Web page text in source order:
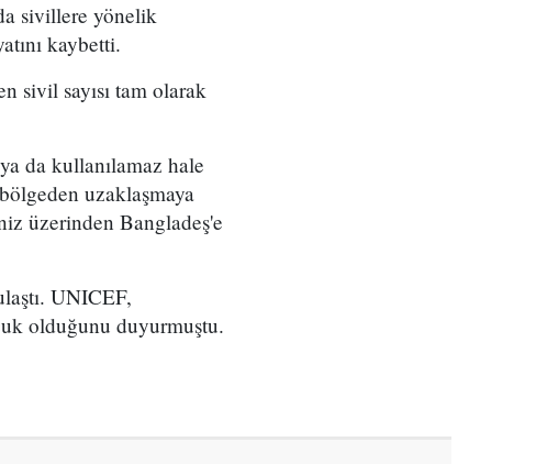
sivillere yönelik
kaybetti.
sivil sayısı tam olarak
da kullanılamaz hale
uzaklaşmaya
üzerinden Bangladeş'e
UNICEF,
olduğunu duyurmuştu.